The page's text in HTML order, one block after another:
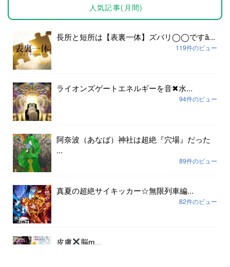
人気記事(月間)
長所と短所は【表裏一体】ズバリ◯◯ですȃ...
119件のビュー
ライオンズゲートエネルギーを音✖︎水...
94件のビュー
阿奈波（あなば）神社は超絶『穴場』だった
...
89件のビュー
真夏の超絶サイキッカー☆無限列車編...
82件のビュー
皮膚 脳ɱ...